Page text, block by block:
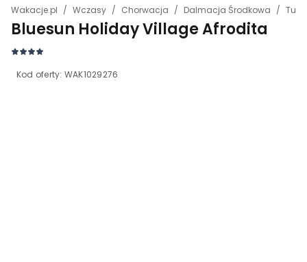
Wakacje.pl Wczasy Chorwacja Dalmacja Środkowa
Bluesun Holiday Village Afrodita
Kod oferty: WAK1029276